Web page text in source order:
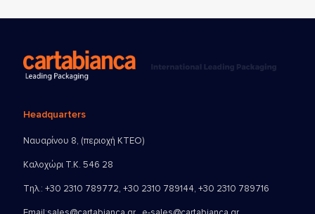
Headquarters
Ναυαρίνου 8, (περιοχή ΚΤΕΟ)
Καλοχώρι Τ.Κ. 546 28
Τηλ.: +30 2310 789772, +30 2310 789144, +30 2310 789716